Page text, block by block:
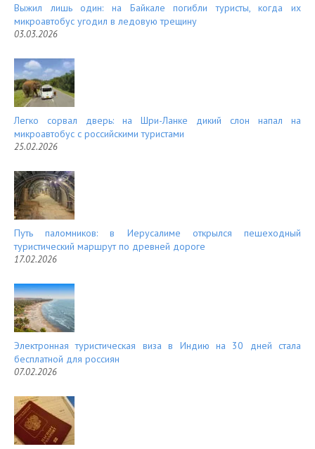
Выжил лишь один: на Байкале погибли туристы, когда их
микроавтобус угодил в ледовую трещину
03.03.2026
Легко сорвал дверь: на Шри-Ланке дикий слон напал на
микроавтобус с российскими туристами
25.02.2026
Путь паломников: в Иерусалиме открылся пешеходный
туристический маршрут по древней дороге
17.02.2026
Электронная туристическая виза в Индию на 30 дней стала
бесплатной для россиян
07.02.2026